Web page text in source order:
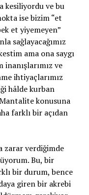
kesiliyordu ve bu
ise bizim “et
et yiyemeyen”
sağlayacağımız
ama ona saygı
ve
ihtiyaçlarımız
hâlde kurban
konusuna
farklı bir açıdan
zarar verdiğimde
Bu, bir
bir durum, bence
giren bir akrebi